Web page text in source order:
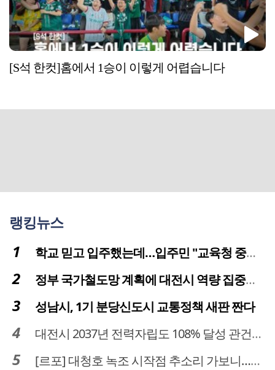
[S석 한컷]홈에서 1승이 이렇게 어렵습니다
랭킹뉴스
학교 믿고 입주했는데…입주민 "교육청 중재 나서라"
정부 국가철도망 계획에 대전시 역량 집중해야
성남시, 1기 분당신도시 교통정책 새판 짠다
대전시 2037년 전력자립도 108% 달성 관건은 '주민 수용성'
[르포] 대청호 녹조 시작점 추소리 가보니…걷어내도 짙은 초록빛